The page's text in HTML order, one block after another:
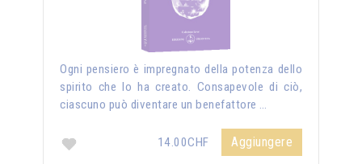
Ogni pensiero è impregnato della potenza dello
spirito che lo ha creato. Consapevole di ciò,
ciascuno può diventare un benefattore …
14.00CHF Aggiungere